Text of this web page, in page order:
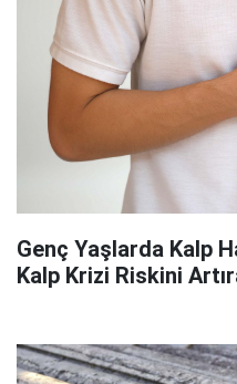
Genç Yaşlarda Kalp
Kalp Krizi Riskini